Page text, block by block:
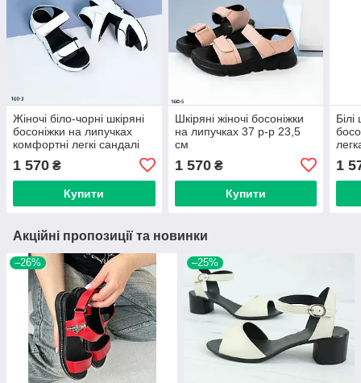
Жіночі біло-чорні шкіряні
босоніжки на липучках
комфортні легкі сандалі
1 570 ₴
Купити
Шкіряні жіночі босоніжки
на липучках 37 р-р 23,5
см
1 570₴
Купити
Білі
1
Акційні пропозиції та новинки
–26% –25%